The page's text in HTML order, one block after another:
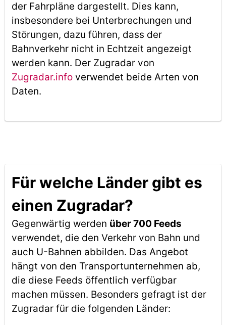
der Fahrpläne dargestellt. Dies kann,
insbesondere bei Unterbrechungen und
Störungen, dazu führen, dass der
Bahnverkehr nicht in Echtzeit angezeigt
werden kann. Der Zugradar von
Zugradar.infoverwendet beide Arten von
Daten.
Für welche Länder gibt es
einen Zugradar?
Gegenwärtig werden über 700 Feeds
verwendet, die den Verkehr von Bahn und
auch U-Bahnen abbilden. Das Angebot
hängt von den Transportunternehmen ab,
die diese Feeds öffentlich verfügbar
machen müssen. Besonders gefragt ist der
Zugradar für die folgenden Länder: